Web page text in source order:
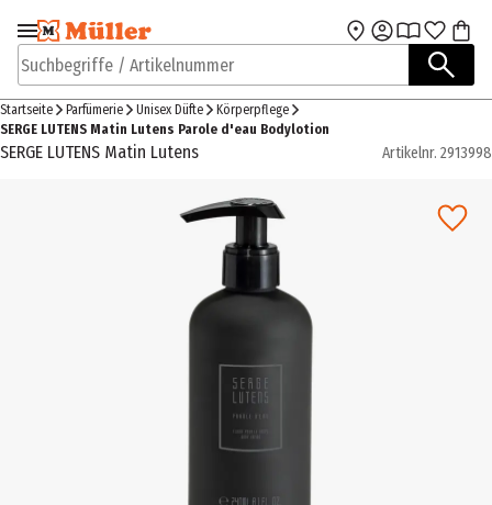
Zur Navigation
springen
Zum Hauptinhalt
Suchbegriffe / Artikelnummer
Startseite Parfümerie Unisex Düfte
Körperpflege
SERGE LUTENS Matin Lutens Parole d'eau Bodylotion
SERGE LUTENS Matin Lutens Artikelnr. 2913998